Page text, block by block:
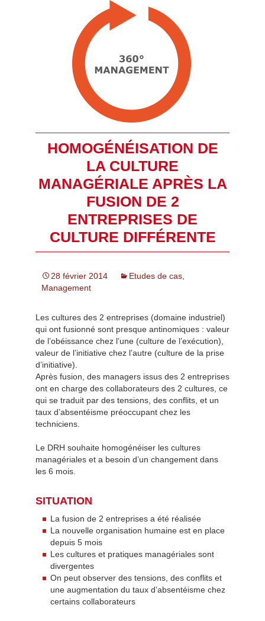
HOMOGÉNÉISATION DE
LA CULTURE
MANAGÉRIALE APRÈS LA
FUSION DE 2
ENTREPRISES DE
CULTURE DIFFÉRENTE
28 février 2014 Etudes de cas
Management
Les cultures des 2 entreprises (domaine industriel)
qui ont fusionné sont presque antinomiques : valeur
de l’obéissance chez l’une (culture de l’exécution),
valeur de l’initiative chez l’autre (culture de la prise
d’initiative).
Après fusion, des managers issus des 2 entreprises
ont en charge des collaborateurs des 2 cultures, ce
qui se traduit par des tensions, des conflits, et un
taux d’absentéisme préoccupant chez les
techniciens.
Le DRH souhaite homogénéiser les cultures
managériales et a besoin d’un changement dans
les 6 mois.
SITUATION
La fusion de 2 entreprises a été réalisée
La nouvelle organisation humaine est en place
depuis 5 mois
Les cultures et pratiques managériales sont
divergentes
On peut observer des tensions, des conflits et
une augmentation du taux d’absentéisme chez
certains collaborateurs